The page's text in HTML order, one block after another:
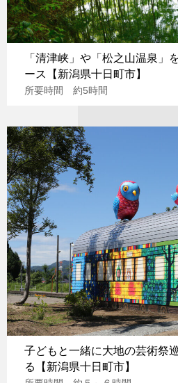
「清津峡」や「松之山温泉」
ース【新潟県十日町市】
所要時間 約5時間
子どもと一緒に大地の芸術祭
る【新潟県十日町市】